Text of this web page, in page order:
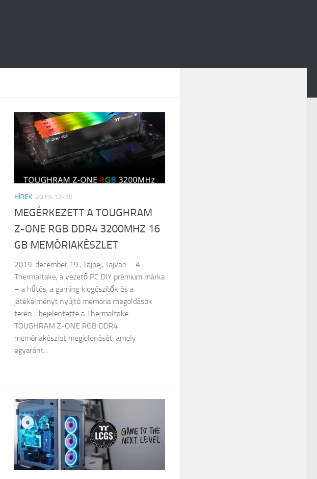
HÍREK 2019-12-19
MEGÉRKEZETT A TOUGHRAM
Z-ONE RGB DDR4 3200MHZ 16
GB MEMÓRIAKÉSZLET
2019. december 19., Tajpej, Tajvan – A
Thermaltake, a vezető PC DIY prémium márka
– a hűtés, a gaming kiegészítők és a
játékélményt nyújtó memória megoldások
terén-, bejelentette a Thermaltake
TOUGHRAM Z-ONE RGB DDR4
memóriakészlet megjelenését, amely
egyaránt...